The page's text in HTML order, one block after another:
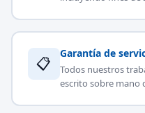
📋
Garantía de
Todos nuestros
escrito sobre mano